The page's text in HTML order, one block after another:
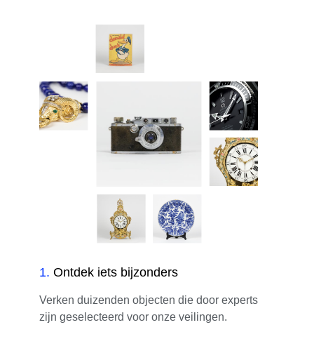
1. Ontdek iets bijzonders
Verken duizenden objecten die door experts
zijn geselecteerd voor onze veilingen.